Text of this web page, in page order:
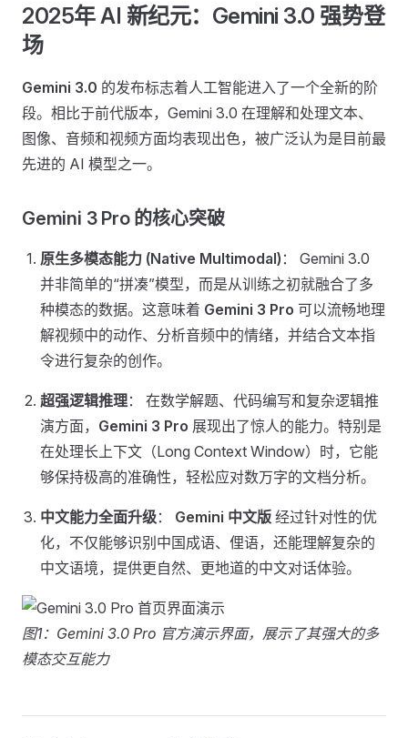
2025年 AI 新纪元：Gemini 3.0 强势登
场
Gemini 3.0 的发布标志着人工智能进入了一个全新的阶
段。相比于前代版本，Gemini 3.0 在理解和处理文本、
图像、音频和视频方面均表现出色，被广泛认为是目前最
先进的 AI 模型之一。
Gemini 3 Pro 的核心突破
原生多模态能力 (Native Multimodal) ： Gemini 3.0
并非简单的“拼凑”模型，而是从训练之初就融合了多
种模态的数据。这意味着 Gemini 3 Pro 可以流畅地理
解视频中的动作、分析音频中的情绪，并结合文本指
令进行复杂的创作。
超强逻辑推理： 在数学解题、代码编写和复杂逻辑推
演方面， Gemini 3 Pro 展现出了惊人的能力。特别是
在处理长上下文（Long Context Window）时，它能
够保持极高的准确性，轻松应对数万字的文档分析。
中文能力全面升级： Gemini 中文版 经过针对性的优
化，不仅能够识别中国成语、俚语，还能理解复杂的
中文语境，提供更自然、更地道的中文对话体验。
图1：Gemini 3.0 Pro 官方演示界面，展示了其强大的多
模态交互能力